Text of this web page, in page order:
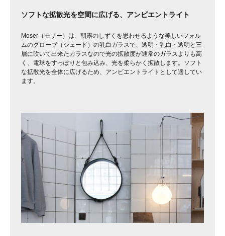
ソフトな拡散光を空間に広げる、アンビエントライト
Moser（モザー）は、朝露のしずくを思わせるような美しいフォル
ムのグローブ（シェード）の乳白ガラスで、透明・乳白・透明と三
層に吹いて出来たガラスなので光の拡散度が通常のガラスよりも高
く、電球をすっぽりと包み込み、光を柔らかく拡散します。ソフト
な拡散光を全体に広げるため、アンビエントライトとして適してい
ます。